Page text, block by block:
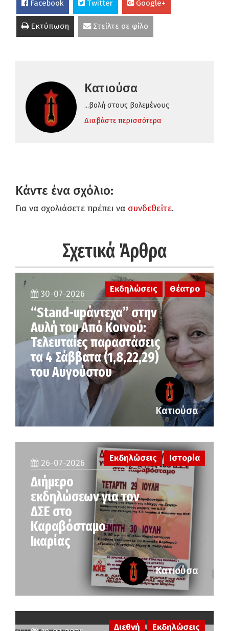
Facebook Twitter Google+
Εκτύπωση Στείλτε σε φίλο
Κατιούσα
...βολή στους βολεμένους
Διαβάστε περισσότερα
Κάντε ένα σχόλιο:
Για να σχολιάσετε πρέπει να συνδεθείτε.
Σχετικά Άρθρα
Εκδηλώσεις Θέατρο
30-07-2026
“Stand-upάντεχα” στην
Αυλή του Από Κοινού:
Τελευταίες παραστάσεις
τα 4 Σάββατα (1,8,22,29)
του Αυγούστου
Κατιούσα
26-07-2026
Διήμερο
εκδηλώσεων για τον
ΔΣΕ στο
Καραβόσταμο
Ικαρίας
Εκδηλώσεις Ιστορία
Κατιούσα
Διεθνή Εκδηλώσεις